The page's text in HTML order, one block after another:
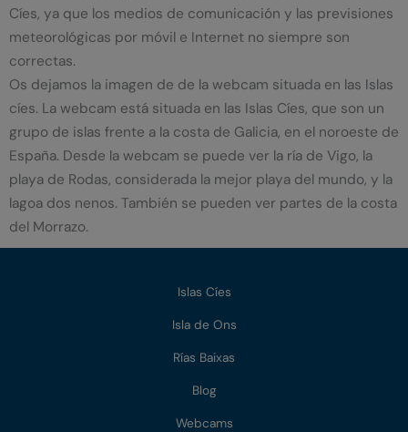
Cíes, ya que los medios de comunicación y las previsiones
meteorológicas por móvil e Internet no siempre son
correctas.
Os dejamos la imagen de de la webcam situada en las Islas
cíes. La webcam está situada en las Islas Cíes, que son un
grupo de islas frente a la costa de Galicia, en el noroeste de
España. Desde la webcam se puede ver la ría de Vigo, la
playa de Rodas, considerada la mejor playa del mundo, y la
lagoa dos nenos. También se pueden ver partes de la costa
del Morrazo.
Islas Cíes
Isla de Ons
Rías Baixas
Blog
Webcams